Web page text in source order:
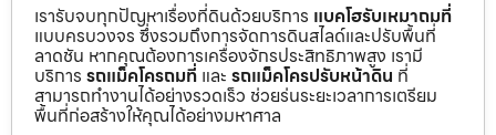
เรารับจบทุกปัญหาเรื่องที่ดินด้วยบริการ แบคโฮรับเหมาถมที่
แบบครบวงจร ซึ่งรวมถึงการจัดการดินสไลด์และปรับพื้นที่
ลาดชัน หากคุณต้องการเครื่องจักรประสิทธิภาพสูง เรามี
บริการ รถแม็คโครถมที่ และ รถแม็คโครปรับหน้าดิน ที่
สามารถทำงานได้อย่างรวดเร็ว ช่วยร่นระยะเวลาการเตรียม
พื้นที่ก่อสร้างให้คุณได้อย่างมหาศาล